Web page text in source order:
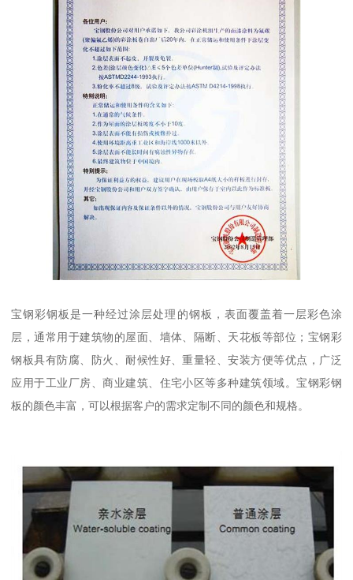
宝钢彩钢板是一种经过涂层处理的钢板，表面覆盖着一层彩色涂
层，通常用于建筑物的屋面、墙体、隔断、天花板等部位；宝钢彩
钢板具有防腐、防火、耐候性好、重量轻、安装方便等优点，广泛
应用于工业厂房、商业建筑、住宅小区等多种建筑领域。宝钢彩钢
板的颜色丰富，可以根据客户的需求定制不同的颜色和规格。